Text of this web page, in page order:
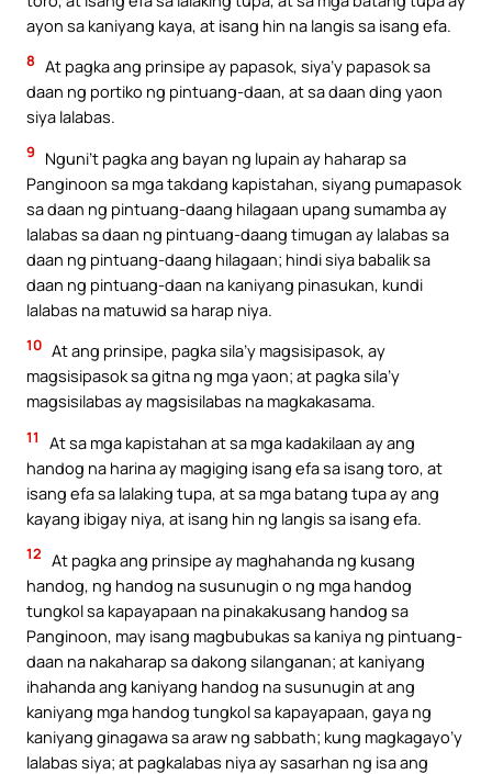
ayon sa kaniyang kaya, at isang hin na langis sa isang efa.
8 At pagka ang prinsipe ay papasok, siya’y papasok sa
daan ng portiko ng pintuang-daan, at sa daan ding yaon
siya lalabas.
9
Nguni’t pagka ang bayan ng lupain ay haharap sa
Panginoon sa mga takdang kapistahan, siyang pumapasok
sa daan ng pintuang-daang hilagaan upang sumamba ay
lalabas sa daan ng pintuang-daang timugan ay lalabas sa
daan ng pintuang-daang hilagaan; hindi siya babalik sa
daan ng pintuang-daan na kaniyang pinasukan, kundi
lalabas na matuwid sa harap niya.
10 At ang prinsipe, pagka sila’y magsisipasok, ay
magsisipasok sa gitna ng mga yaon; at pagka sila’y
magsisilabas ay magsisilabas na magkakasama.
11
At sa mga kapistahan at sa mga kadakilaan ay ang
handog na harina ay magiging isang efa sa isang toro, at
isang efa sa lalaking tupa, at sa mga batang tupa ay ang
kayang ibigay niya, at isang hin ng langis sa isang efa.
12 At pagka ang prinsipe ay maghahanda ng kusang
handog, ng handog na susunugin o ng mga handog
tungkol sa kapayapaan na pinakakusang handog sa
Panginoon, may isang magbubukas sa kaniya ng pintuang-
daan na nakaharap sa dakong silanganan; at kaniyang
ihahanda ang kaniyang handog na susunugin at ang
kaniyang mga handog tungkol sa kapayapaan, gaya ng
kaniyang ginagawa sa araw ng sabbath; kung magkagayo’y
lalabas siya; at pagkalabas niya ay sasarhan ng isa ang